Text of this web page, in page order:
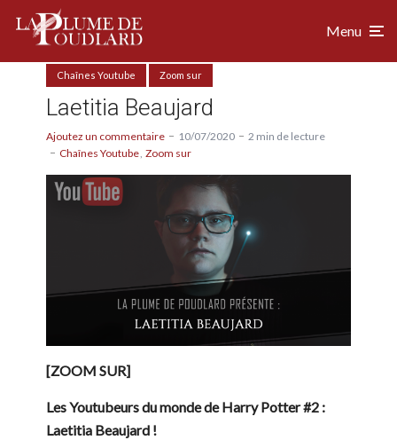
Menu
Chaînes Youtube Zoom sur
Laetitia Beaujard
Ajoutez un commentaire 10/07/2020
2 min de lecture
Chaînes Youtube Zoom sur
[ZOOM SUR]
Les Youtubeurs du monde de Harry Potter #2 :
Laetitia Beaujard !